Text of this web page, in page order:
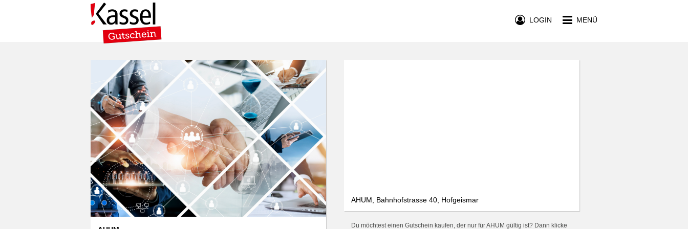
MENÜ
LOGIN
AHUM, Bahnhofstrasse 40, Hofgeismar
Du möchtest einen Gutschein kaufen, der nur für AHUM gültig ist? Dann klicke